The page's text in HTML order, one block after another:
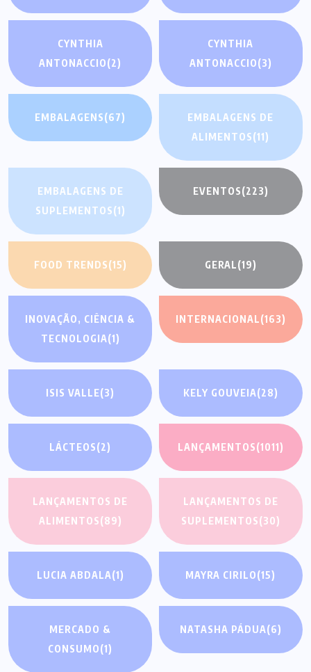
CYNTHIA
ANTONACCIO(2)
CYNTHIA
ANTONACCIO(3)
EMBALAGENS(67)
EMBALAGENS DE
ALIMENTOS(11)
EMBALAGENS DE
SUPLEMENTOS(1)
EVENTOS(223)
FOOD TRENDS(15) GERAL(19)
INOVAÇÃO, CIÊNCIA &
TECNOLOGIA(1)
INTERNACIONAL(163)
ISIS VALLE(3) KELY GOUVEIA(28)
LÁCTEOS(2) LANÇAMENTOS(1011)
LANÇAMENTOS DE
ALIMENTOS(89)
LANÇAMENTOS DE
SUPLEMENTOS(30)
LUCIA ABDALA(1) MAYRA CIRILO(15)
MERCADO &
CONSUMO(1)
NATASHA PÁDUA(6)